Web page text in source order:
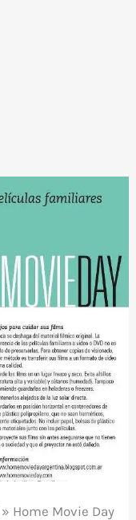
» Home Movie Day